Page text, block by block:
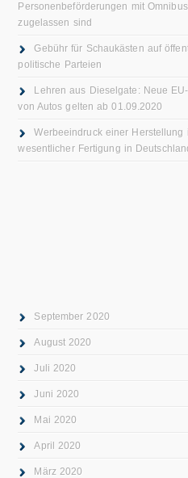
Personenbeförderungen mit
zugelassen sind
Gebühr für Schaukästen auf
politische Parteien
Lehren aus Dieselgate: Neue
von Autos gelten ab 01.09.2020
Werbeeindruck einer
wesentlicher Fertigung in
September 2020
August 2020
Juli 2020
Juni 2020
Mai 2020
April 2020
März 2020